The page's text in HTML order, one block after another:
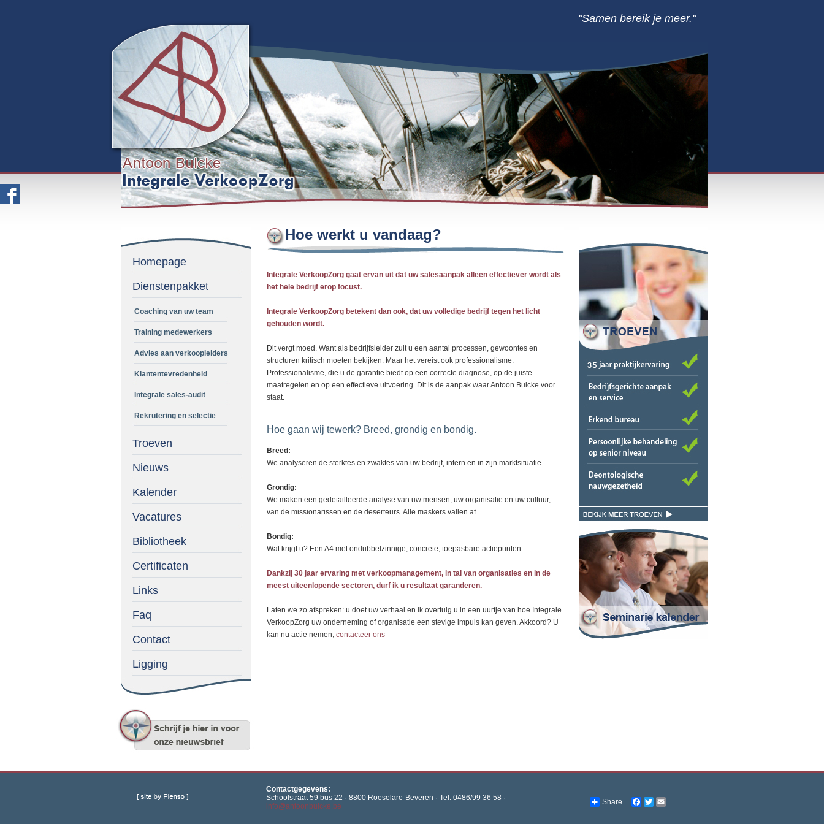
"Samen bereik je meer."
Homepage
Dienstenpakket
Coaching van uw team
Training medewerkers
Advies aan verkoopleiders
Klantentevredenheid
Integrale sales-audit
Rekrutering en selectie
Troeven
Nieuws
Kalender
Vacatures
Bibliotheek
Certificaten
Links
Faq
Contact
Ligging
Hoe werkt u vandaag?
Integrale VerkoopZorg gaat ervan uit dat uw salesaanpak alleen effectiever wordt als
het hele bedrijf erop focust.
Integrale VerkoopZorg betekent dan ook, dat uw volledige bedrijf tegen het licht
gehouden wordt.
Dit vergt moed. Want als bedrijfsleider zult u een aantal processen, gewoontes en
structuren kritisch moeten bekijken. Maar het vereist ook professionalisme.
Professionalisme, die u de garantie biedt op een correcte diagnose, op de juiste
maatregelen en op een effectieve uitvoering. Dit is de aanpak waar Antoon Bulcke voor
staat.
Hoe gaan wij tewerk? Breed, grondig en bondig.
Breed:
We analyseren de sterktes en zwaktes van uw bedrijf, intern en in zijn marktsituatie.
Grondig:
We maken een gedetailleerde analyse van uw mensen, uw organisatie en uw cultuur,
van de missionarissen en de deserteurs. Alle maskers vallen af.
Bondig:
Wat krijgt u? Een A4 met ondubbelzinnige, concrete, toepasbare actiepunten.
Dankzij 30 jaar ervaring met verkoopmanagement, in tal van organisaties en in de
meest uiteenlopende sectoren, durf ik u resultaat garanderen.
Laten we zo afspreken: u doet uw verhaal en ik overtuig u in een uurtje van hoe Integrale
VerkoopZorg uw onderneming of organisatie een stevige impuls kan geven. Akkoord? U
kan nu actie nemen, contacteer ons
Contactgegevens:
Schoolstraat 59 bus 22 · 8800 Roeselare-Beveren · Tel. 0486/99 36 58 ·
info@antoonbulcke.be
Share Facebook
Twitter